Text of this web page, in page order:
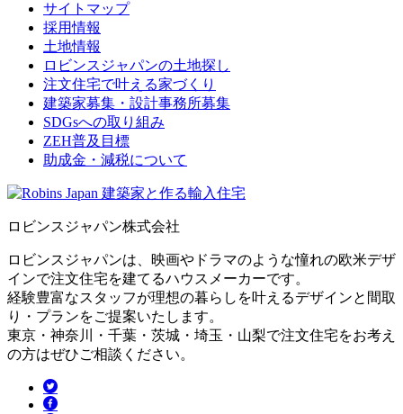
サイトマップ
採用情報
土地情報
ロビンスジャパンの土地探し
注文住宅で叶える家づくり
建築家募集・設計事務所募集
SDGsへの取り組み
ZEH普及目標
助成金・減税について
ロビンスジャパン株式会社
ロビンスジャパンは、映画やドラマのような憧れの欧米デザ
インで注文住宅を建てるハウスメーカーです。
経験豊富なスタッフが理想の暮らしを叶えるデザインと間取
り・プランをご提案いたします。
東京・神奈川・千葉・茨城・埼玉・山梨で注文住宅をお考え
の方はぜひご相談ください。